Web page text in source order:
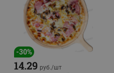
-30%
14.29 руб./шт